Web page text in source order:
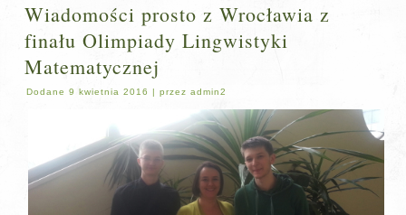
Wiadomości prosto z Wrocławia z
finału Olimpiady Lingwistyki
Matematycznej
Dodane 9 kwietnia 2016 |przez admin2